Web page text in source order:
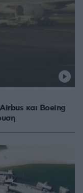
και Boeing